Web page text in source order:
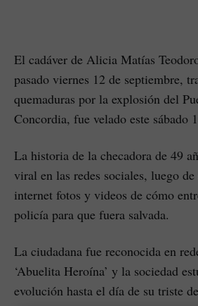
El cadáver de Alicia Matías
pasado viernes 12 de septiembre,
quemaduras por la explosión del
Concordia, fue velado este sábado
La historia de la checadora de 49
viral en las redes sociales, luego
internet fotos y videos de cómo
policía para que fuera salvada.
La ciudadana fue reconocida en
‘Abuelita Heroína’ y la sociedad
evolución hasta el día de su triste